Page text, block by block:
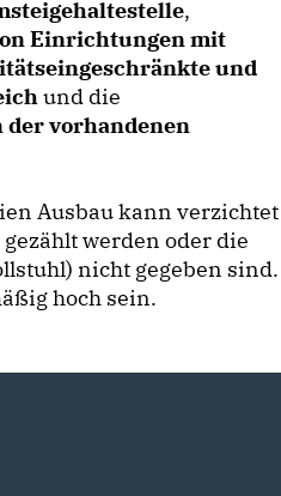
,
Einrichtungen mit
und
und die
vorhandenen
Ausbau kann verzichtet
werden oder die
nicht gegeben sind.
hoch sein.